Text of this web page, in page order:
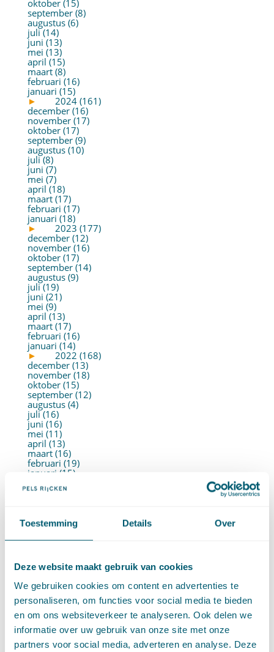
Toestemming Details Over
Deze website maakt gebruik van cookies
We gebruiken cookies om content en advertenties te
personaliseren, om functies voor social media te bieden
en om ons websiteverkeer te analyseren. Ook delen we
informatie over uw gebruik van onze site met onze
partners voor social media, adverteren en analyse. Deze
oktober (15)
september (8)
augustus (6)
juli (14)
juni (13)
mei (13)
april (15)
maart (8)
februari (16)
januari (15)
►
2024 (161)
december (16)
november (17)
oktober (17)
september (9)
augustus (10)
juli (8)
juni (7)
mei (7)
april (18)
maart (17)
februari (17)
januari (18)
►
2023 (177)
december (12)
november (16)
oktober (17)
september (14)
augustus (9)
juli (19)
juni (21)
mei (9)
april (13)
maart (17)
februari (16)
januari (14)
►
2022 (168)
december (13)
november (18)
oktober (15)
september (12)
augustus (4)
juli (16)
juni (16)
mei (11)
april (13)
maart (16)
februari (19)
januari (15)
►
2021 (123)
december (15)
september (4)
augustus (7)
juli (4)
mei (6)
april (11)
maart (14)
februari (11)
januari (15)
2020 (154)
december (6)
november (14)
oktober (14)
september (8)